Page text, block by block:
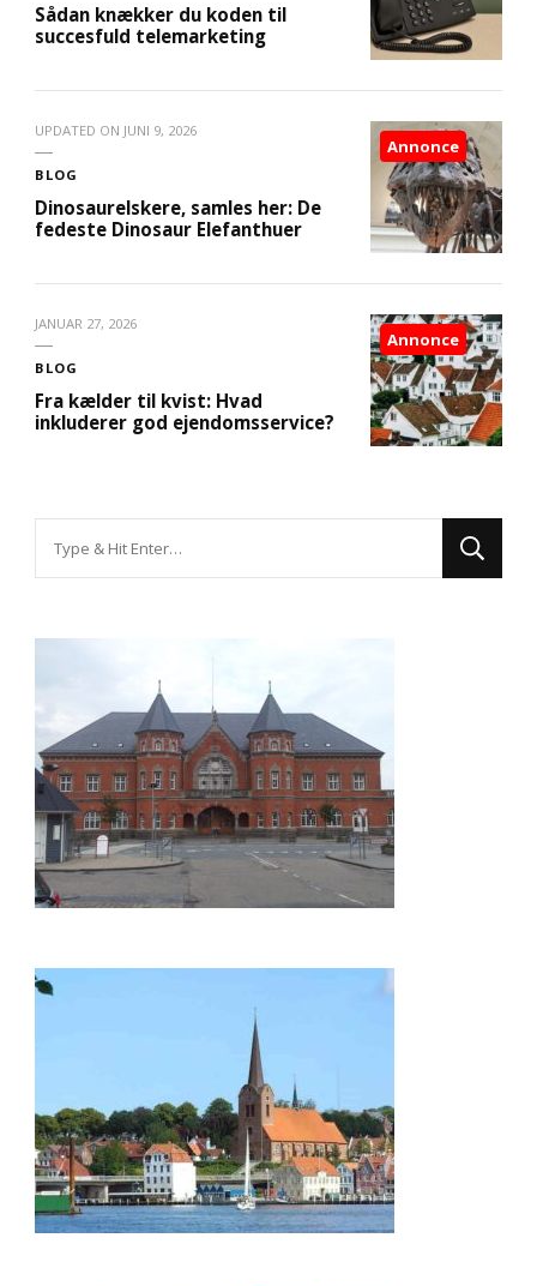
Sådan knækker du koden til
succesfuld telemarketing
UPDATED ON JUNI 9, 2026
BLOG
Dinosaurelskere, samles her: De
fedeste Dinosaur Elefanthuer
Annonce
JANUAR 27, 2026
BLOG
Fra kælder til kvist: Hvad
inkluderer god ejendomsservice?
Annonce